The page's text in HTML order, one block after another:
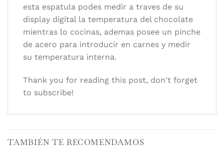
esta espatula podes medir a traves de su
display digital la temperatura del chocolate
mientras lo cocinas, ademas posee un pinche
de acero para introducir en carnes y medir
su temperatura interna.
Thank you for reading this post, don't forget
to subscribe!
TAMBIÉN TE RECOMENDAMOS